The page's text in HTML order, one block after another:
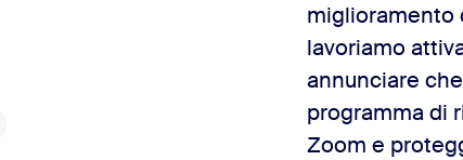
miglioramento
lavoriamo
annunciare
programma di
Zoom e